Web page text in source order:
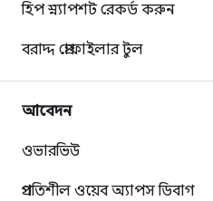
হিপ স্ন্যাপশট রেকর্ড করুন
বরাদ্দ প্রোফাইলার টুল
আবেদন
ওভারভিউ
প্রগতিশীল ওয়েব অ্যাপস ডিবাগ